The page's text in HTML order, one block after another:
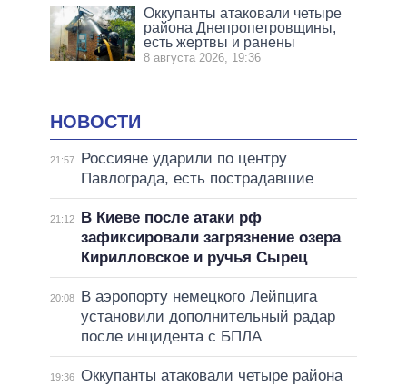
Оккупанты атаковали четыре
района Днепропетровщины,
есть жертвы и ранены
8 августа 2026, 19:36
НОВОСТИ
21:57
Россияне ударили по центру
Павлограда, есть пострадавшие
21:12
В Киеве после атаки рф
зафиксировали загрязнение озера
Кирилловское и ручья Сырец
20:08
В аэропорту немецкого Лейпцига
установили дополнительный радар
после инцидента с БПЛА
19:36 Оккупанты атаковали четыре района